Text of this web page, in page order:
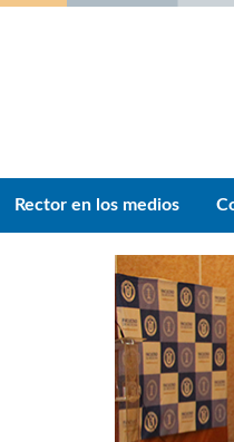
Rector en los medios